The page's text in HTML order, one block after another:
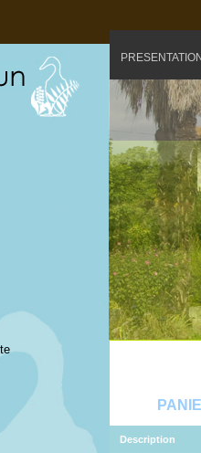
Description